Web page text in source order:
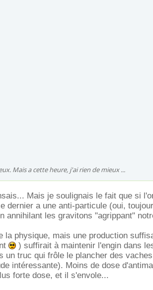
Mais a cette heure, j'ai rien de mieux ...
Mais je soulignais le fait que si
dernier a une anti-particule (oui,
annihilant les gravitons "agrippant"
la physique, mais une production
) suffirait à maintenir l'engin dans
un truc qui frôle le plancher des
intéressante). Moins de dose
forte dose, et il s'envole...